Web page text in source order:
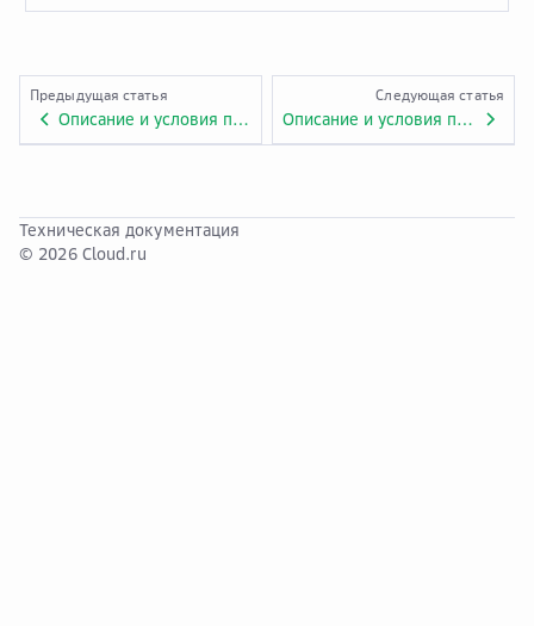
Предыдущая статья
Описание и условия предоставления услуги «Cloud Bastion Host». Приложение № 1.ADV.56.
Следующая статья
Описание и условия предоставления услуги «CodeArts». Приложение № 1.ADV.57.
Техническая документация
© 2026 Cloud.ru